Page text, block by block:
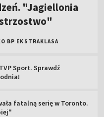
"Jagiellonia
BP EKSTRAKLASA
Sport. Sprawdź
fatalną serię w Toronto.